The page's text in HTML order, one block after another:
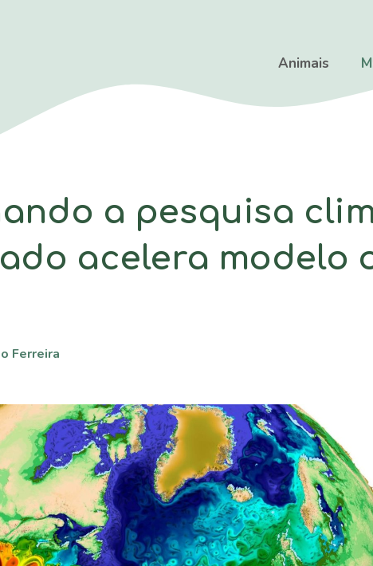
Animais
a pesquisa
acelera modelo
Ferreira